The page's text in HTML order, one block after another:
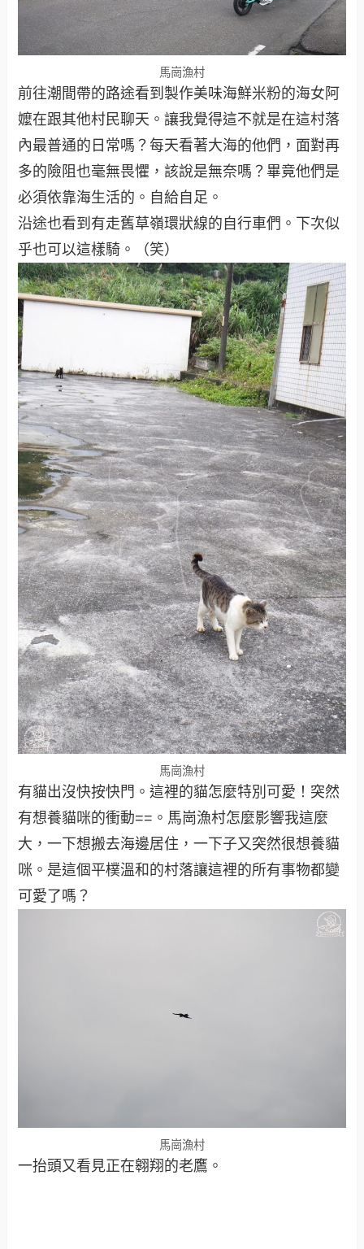
馬崗漁村
前往潮間帶的路途看到製作美味海鮮米粉的海女阿
嬤在跟其他村民聊天。讓我覺得這不就是在這村落
內最普通的日常嗎？每天看著大海的他們，面對再
多的險阻也毫無畏懼，該說是無奈嗎？畢竟他們是
必須依靠海生活的。自給自足。
沿途也看到有走舊草嶺環狀線的自行車們。下次似
乎也可以這樣騎。（笑）
馬崗漁村
有貓出沒快按快門。這裡的貓怎麼特別可愛！突然
有想養貓咪的衝動==。馬崗漁村怎麼影響我這麼
大，一下想搬去海邊居住，一下子又突然很想養貓
咪。是這個平樸溫和的村落讓這裡的所有事物都變
可愛了嗎？
馬崗漁村
一抬頭又看見正在翱翔的老鷹。